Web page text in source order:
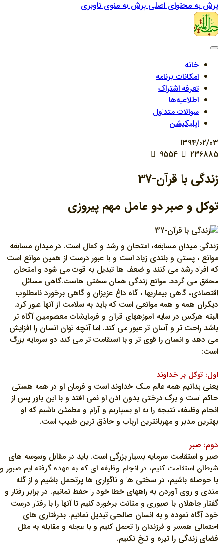
پرش به محتوای اصلیپرش به منوی ناوبری
خانه
امکانات برنامه
تعرفه اشتراک
اطلاعیه‌ها
سوالات متداول
اپلیکیشن
1394/02/03
236885
زندگي با قرآن-37
توکل و صبر دو عامل مهم پیروزی
زندگي ميدان مسابقه، امتحان و رشد و کمال است. در ميدان مسابقه
موانع ، پستي و بلندي زياد است و با عبور درست از همين موانع است
که افراد رشد مي کنند و ضعف ها تبديل به قوت مي شود و امتحان
محقق مي گردد. موانع زندگي همان سختي هاست.گاهي مسائل
اقتصادي، گاهي بيماريها ، گاه داغ عزيزان و گاهي برخورد نامطلوب
ديگران همه و همه موانعي است که بايد به سلامت از آنها عبور کرد.
البته هرکس در سايه آموزه‎هاي قرآن و فرمايشات معصومين آگاه تر
باشد راحت تر و آسان تر عبور مي کند. اما آنچه توان انسان را افزايش
مي دهد و انسان را قوي تر و با استقامت تر مي کند دو سرمايه بزرگ
است:
اول: توکل بر خداوند
يعني بدانيم همه عالم ملک خداوند است و فرمان او در همه هستي
حاکم است و برگ درختي بدون اذن او نمي افتد و با اين باور پس از
انجام وظيفه، نتيجه را به او بسپاريم و آرام و مطمئن باشيم که او
بهترين مدبر و مهربانترين ارباب و حاذق ترين طبيب است.
دوم: صبر
صبر و استقامت سرمايه بسيار بزرگي است. بايد در مقابل وسوسه هاي
شيطان استقامت کنيم، در انجام وظيفه اي که به عهده گرفته ايم صبور و
با حوصله باشيم، در سختي ها و ناگواري ها پرتحمل باشيم و از گله
مندي و روي آوردن به راههاي خطا خود را حفظ نمائيم. در برابر رفتار و
گفتار جاهلان با صبوري و متانت برخورد کنيم تا آنها را با رفتار درست
خود آگاه نموده و به انسان صالحي تبديل نمائيم. بدرفتاري هاي
احتمالي همسر و فرزندان را تحمل کنيم و با عجله و مقابله به مثل
فضاي زندگي را تيره و تلخ نکنيم.